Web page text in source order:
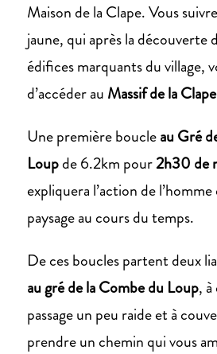
Maison de la Clape. Vous
jaune, qui après la découverte
édifices marquants du village,
d’accéder au Massif de la Clape
Une première boucleau Gré
Loupde 6.2km pour2h30 de
expliquera l’action de
paysage au cours du temps.
De ces boucles partent deux
au gré de la Combe du Loup,
passage un peu raide et à
prendre un chemin qui vous